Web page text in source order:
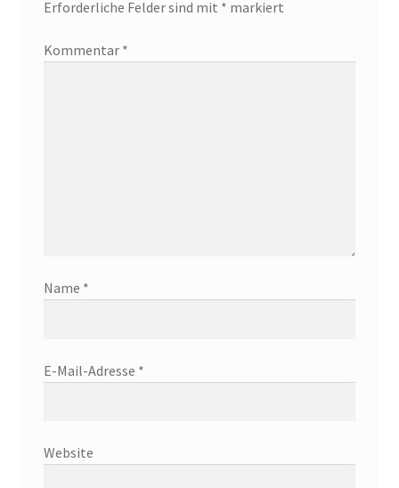
Erforderliche Felder sind mit * markiert
Kommentar *
Name *
E-Mail-Adresse *
Website